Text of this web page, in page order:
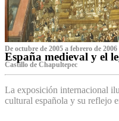
De octubre de 2005 a febrero de 2006
España medieval y el
Castillo de Chapultepec
La exposición internacional
cultural española y su reflejo